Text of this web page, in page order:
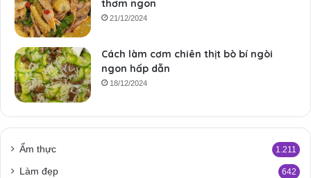
thơm ngon
21/12/2024
Cách làm cơm chiên thịt bò bí ngòi
ngon hấp dẫn
18/12/2024
Ẩm thực 1.211
Làm đẹp 642